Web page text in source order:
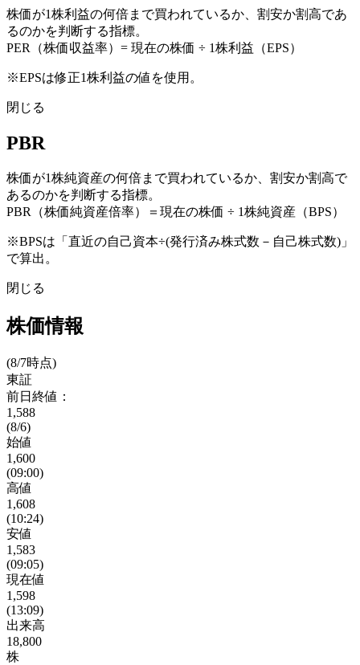
株価が1株利益の何倍まで買われているか、割安か割高であ
るのかを判断する指標。
PER（株価収益率）= 現在の株価 ÷ 1株利益（EPS）
※EPSは修正1株利益の値を使用。
閉じる
PBR
株価が1株純資産の何倍まで買われているか、割安か割高で
あるのかを判断する指標。
PBR（株価純資産倍率）＝現在の株価 ÷ 1株純資産（BPS）
※BPSは「直近の自己資本÷(発行済み株式数－自己株式数)」
で算出。
閉じる
株価情報
(8/7時点)
東証
前日終値：
1,588
(8/6)
始値
1,600
(09:00)
高値
1,608
(10:24)
安値
1,583
(09:05)
現在値
1,598
(13:09)
出来高
18,800
株